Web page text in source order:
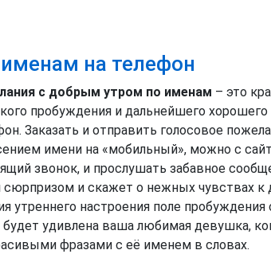
на телефон
с добрым утром по именам – это
пробуждения и дальнейшего
Заказать и отправить голосовое
имени на «мобильный», можно с
звонок, и прослушать забавное
и скажет о нежных чувствах к
утреннего настроения поле пробуждения
будет удивлена ваша любимая девушка,
фразами с её именем в словах.